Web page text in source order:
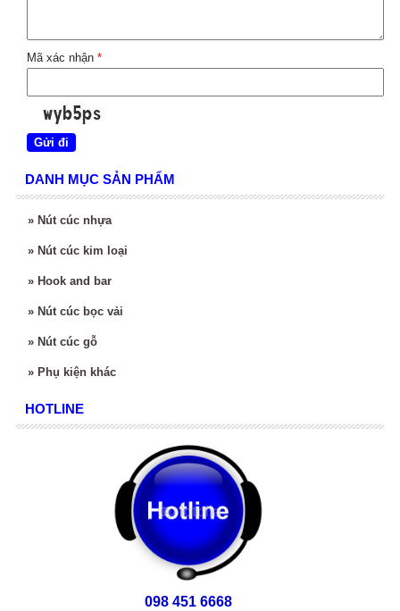
Mã xác nhận *
DANH MỤC SẢN PHẨM
» Nút cúc nhựa
» Nút cúc kim loại
» Hook and bar
» Nút cúc bọc vải
» Nút cúc gỗ
» Phụ kiện khác
HOTLINE
098 451 6668